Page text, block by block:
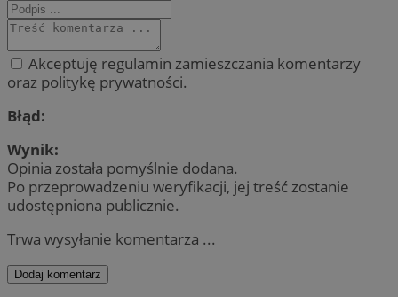
Akceptuję regulamin zamieszczania komentarzy
oraz politykę prywatności.
Błąd:
Wynik:
Opinia została pomyślnie dodana.
Po przeprowadzeniu weryfikacji, jej treść zostanie
udostępniona publicznie.
Trwa wysyłanie komentarza ...
Dodaj komentarz